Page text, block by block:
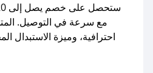
مع سرعة في التوصيل.
احترافية، وميزة الاستبدال